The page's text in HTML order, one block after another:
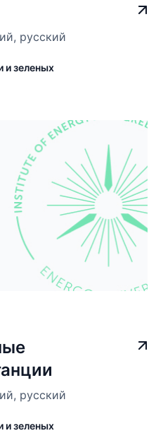
русский
и зеленых
русский
и зеленых